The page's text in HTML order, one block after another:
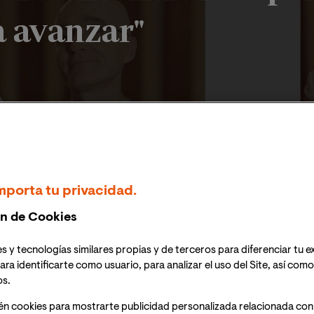
avanzar"
años sintiéndome estancado y en VIU encontré las
tu privacidad.
de Cookies
y tecnologías similares propias y de terceros para diferenciar tu
identificarte como usuario, para analizar el uso del Site, así
cookies para mostrarte publicidad personalizada relacionada